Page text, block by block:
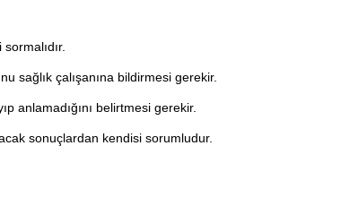
sağlık çalışanına bildirmesi gerekir.
anlamadığını belirtmesi gerekir.
sonuçlardan kendisi sorumludur.